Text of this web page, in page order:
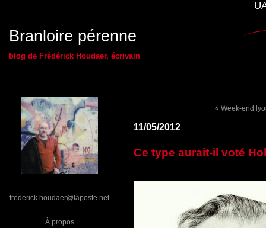
Branloire pérenne
blog de Frédérick Houdaer, écrivain
frederick.houdaer@laposte.net
À propos
« Week-end
11/05/2012
Ce type aurait-il voté